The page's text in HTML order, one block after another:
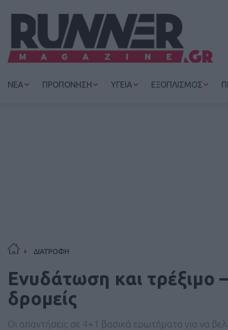
ΝΕΑ ΠΡΟΠΟΝΗΣΗ ΥΓΕΙΑ ΕΞΟΠΛΙΣΜΟΣ
ΔΙΑΤΡΟΦΗ
Ενυδάτωση και τρέξιμο
δρομείς
Οι απαντήσεις σε 4+1 βασικά ερωτήματα για να